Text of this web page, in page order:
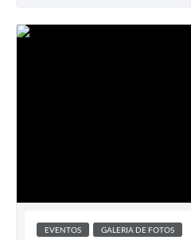
EVENTOS
GALERIA DE FOTOS